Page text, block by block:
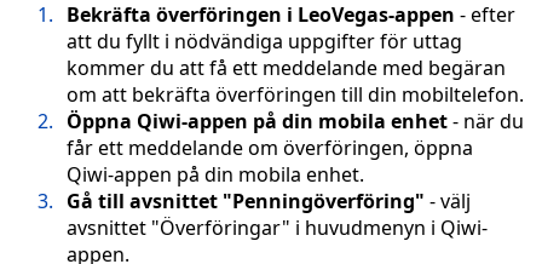
Bekräfta överföringen i LeoVegas-appen - efter
att du fyllt i nödvändiga uppgifter för uttag
kommer du att få ett meddelande med begäran
om att bekräfta överföringen till din mobiltelefon.
Öppna Qiwi-appen på din mobila enhet- när du
får ett meddelande om överföringen, öppna
Qiwi-appen på din mobila enhet.
Gå till avsnittet "Penningöverföring" - välj
avsnittet "Överföringar" i huvudmenyn i Qiwi-
appen.